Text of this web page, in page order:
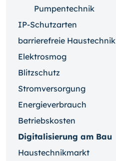
Pumpentechnik
IP-Schutzarten
barrierefreie Haustechnik
Elektrosmog
Blitzschutz
Stromversorgung
Energieverbrauch
Betriebskosten
Digitalisierung am Bau
Haustechnikmarkt